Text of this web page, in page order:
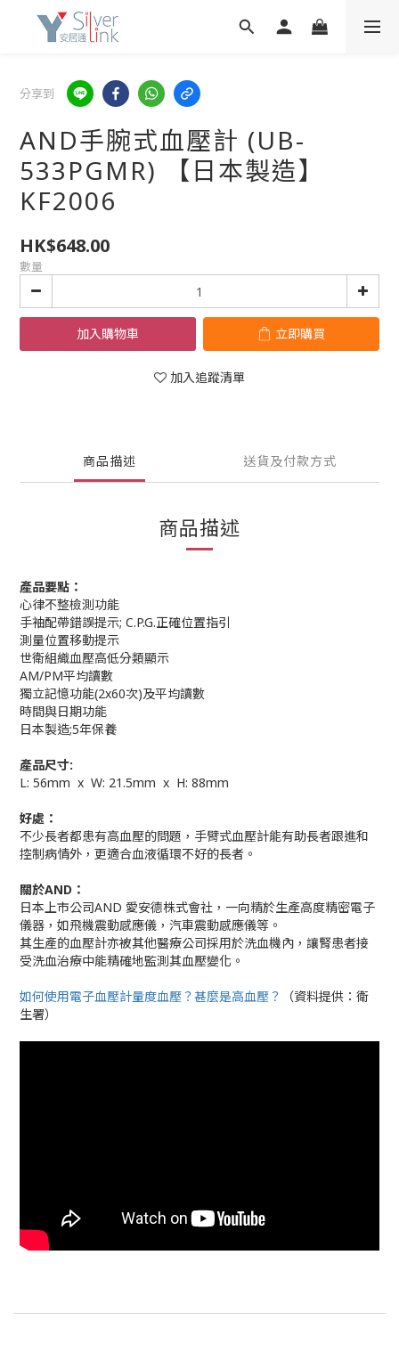
分享到
AND手腕式血壓計 (UB-
533PGMR) 【日本製造】
KF2006
HK$648.00
數量
加入購物車 立即購買
加入追蹤清單
商品描述 送貨及付款方式
商品描述
產品要點：
心律不整檢測功能
手袖配帶錯誤提示; C.P.G.正確位置指引
測量位置移動提示
世衛組織血壓高低分類顯示
AM/PM平均讀數
獨立記憶功能(2x60次)及平均讀數
時間與日期功能
日本製造;5年保養
產品尺寸:
L: 56mm x W: 21.5mm x H: 88mm
好處：
不少長者都患有高血壓的問題，手臂式血壓計能有助長者跟進和
控制病情外，更適合血液循環不好的長者。
關於AND：
日本上市公司AND 愛安德株式會社，一向精於生產高度精密電子
儀器，如飛機震動感應儀，汽車震動感應儀等。
其生產的血壓計亦被其他醫療公司採用於洗血機內，讓腎患者接
受洗血治療中能精確地監測其血壓變化。
如何使用電子血壓計量度血壓？甚麼是高血壓？
（資料提供：衛
生署）